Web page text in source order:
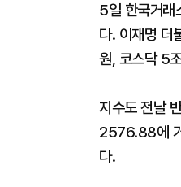
5일 한국거래
다. 이재명 더
원, 코스닥 5
지수도 전날
2576.88에
다.